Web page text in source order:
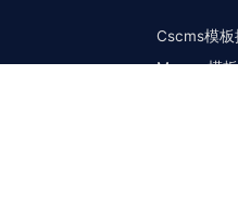
Cscms模板
Mccms模